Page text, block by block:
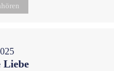
Liebe